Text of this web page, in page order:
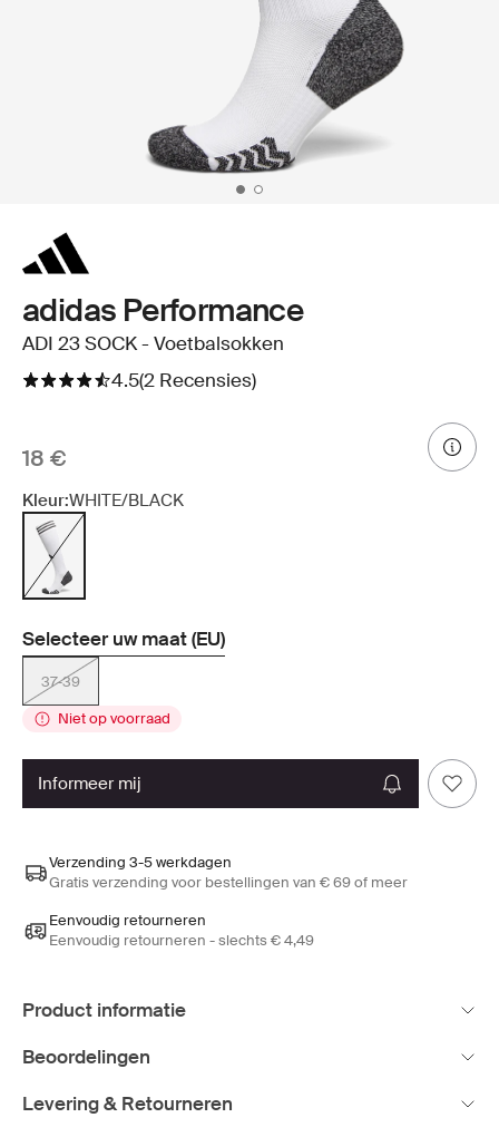
adidas Performance
ADI 23 SOCK - Voetbalsokken
4.5(2 Recensies)
18 €
Kleur:WHITE/BLACK
Selecteer uw maat (EU)
37-39
Niet op voorraad
informeer mij
Verzending 3-5 werkdagen
Gratis verzending voor bestellingen van € 69 of meer
Eenvoudig retourneren
Eenvoudig retourneren - slechts € 4,49
Product informatie
Beoordelingen
Levering & Retourneren